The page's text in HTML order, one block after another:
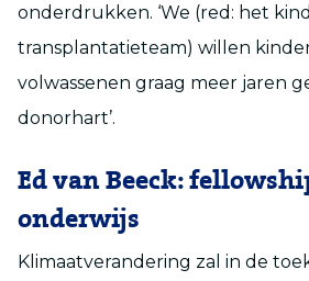
onderdrukken. ‘We (red: het
transplantatieteam) willen
volwassenen graag meer jaren
donorhart’.
Ed van Beeck:
onderwijs
Klimaatverandering zal in de